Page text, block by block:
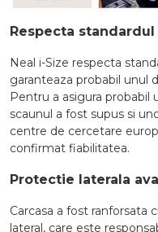
Respecta standardul
Neal i-Size respecta
garanteaza probabil unul
Pentru a asigura probabil
scaunul a fost supus si
centre de cercetare
confirmat fiabilitatea.
Protectie laterala
Carcasa a fost
lateral, care este